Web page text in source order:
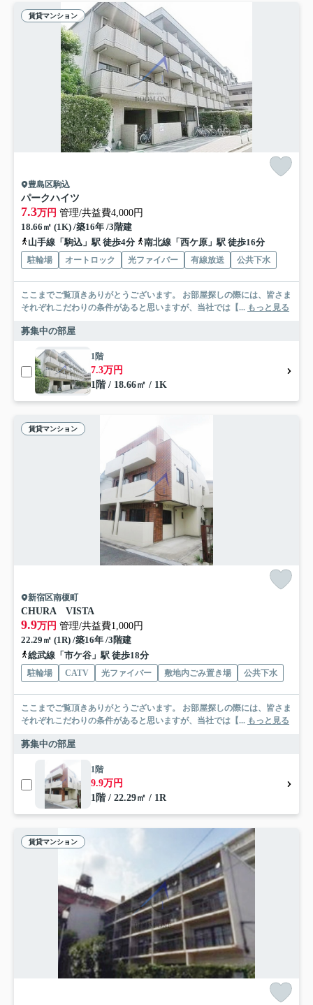
賃貸マンション
豊島区駒込
パークハイツ
7.3万円 管理/共益費4,000円
18.66㎡ (1K) /築16年 /3階建
山手線「駒込」駅 徒歩4分
南北線「西ケ原」駅 徒歩16分
駐輪場 オートロック 光ファイバー 有線放送 公共下水
ここまでご覧頂きありがとうございます。 お部屋探しの際には、皆さま
それぞれこだわりの条件があると思いますが、当社では【... もっと見る
募集中の部屋
1階
7.3万円
1階 / 18.66㎡ / 1K
賃貸マンション
新宿区南榎町
CHURA VISTA
9.9万円 管理/共益費1,000円
22.29㎡ (1R) /築16年 /3階建
総武線「市ケ谷」駅 徒歩18分
駐輪場 CATV 光ファイバー 敷地内ごみ置き場 公共下水
ここまでご覧頂きありがとうございます。 お部屋探しの際には、皆さま
それぞれこだわりの条件があると思いますが、当社では【... もっと見る
募集中の部屋
1階
9.9万円
1階 / 22.29㎡ / 1R
賃貸マンション